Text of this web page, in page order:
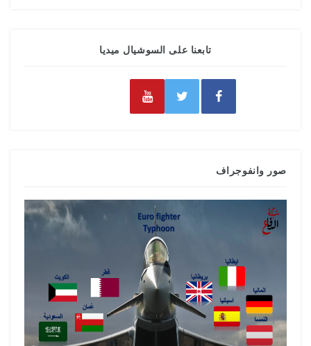
تابعنا على السوشيال ميديا
صور وانفوجراف